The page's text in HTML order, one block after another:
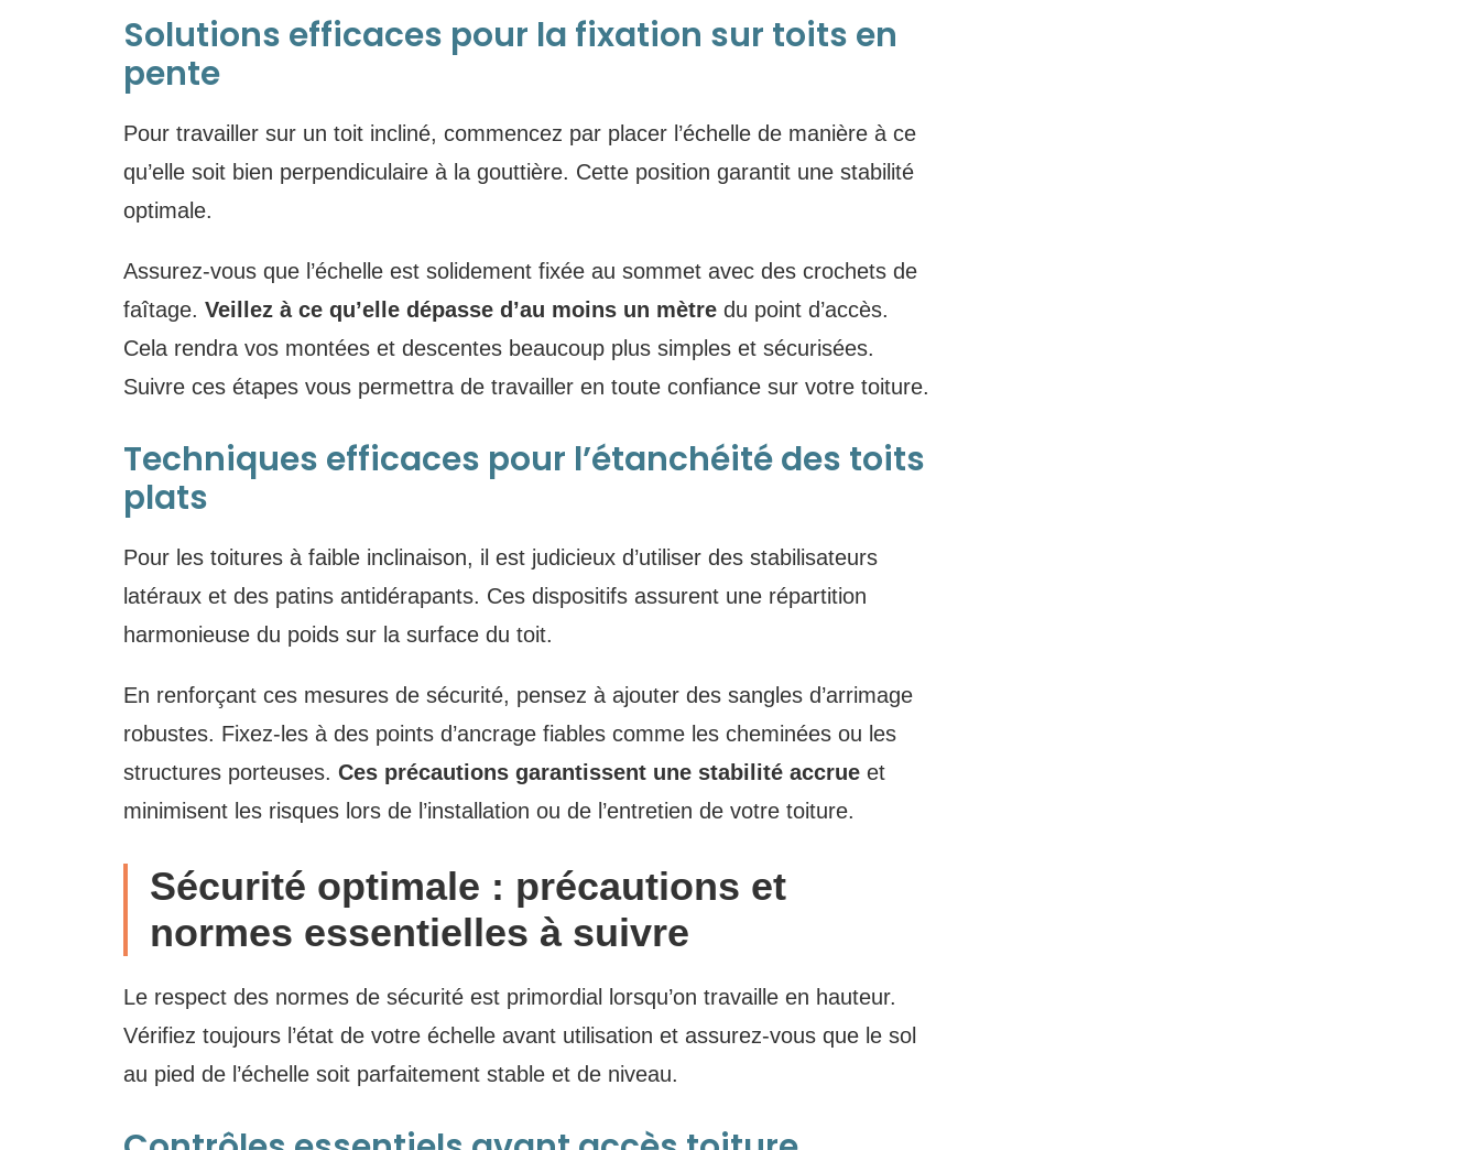
Solutions efficaces pour la fixation sur toits en
pente
Pour travailler sur un toit incliné, commencez par placer l’échelle de manière à ce
qu’elle soit bien perpendiculaire à la gouttière. Cette position garantit une stabilité
optimale.
Assurez-vous que l’échelle est solidement fixée au sommet avec des crochets de
faîtage. Veillez à ce qu’elle dépasse d’au moins un mètre du point d’accès.
Cela rendra vos montées et descentes beaucoup plus simples et sécurisées.
Suivre ces étapes vous permettra de travailler en toute confiance sur votre toiture.
Techniques efficaces pour l’étanchéité des toits
plats
Pour les toitures à faible inclinaison, il est judicieux d’utiliser des stabilisateurs
latéraux et des patins antidérapants. Ces dispositifs assurent une répartition
harmonieuse du poids sur la surface du toit.
En renforçant ces mesures de sécurité, pensez à ajouter des sangles d’arrimage
robustes. Fixez-les à des points d’ancrage fiables comme les cheminées ou les
structures porteuses. Ces précautions garantissent une stabilité accrue et
minimisent les risques lors de l’installation ou de l’entretien de votre toiture.
Sécurité optimale : précautions et
normes essentielles à suivre
Le respect des normes de sécurité est primordial lorsqu’on travaille en hauteur.
Vérifiez toujours l’état de votre échelle avant utilisation et assurez-vous que le sol
au pied de l’échelle soit parfaitement stable et de niveau.